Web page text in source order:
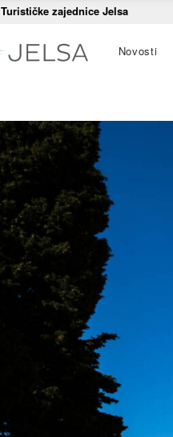
Turističke zajednice Jelsa
Main
Novosti